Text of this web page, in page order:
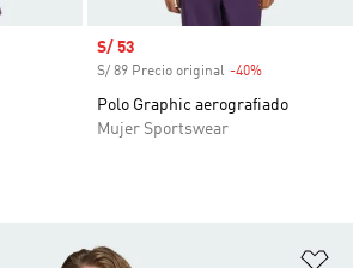
Precio de venta
S/ 53
S/ 89 Precio original -40%
Polo Graphic aerografiado
Mujer Sportswear